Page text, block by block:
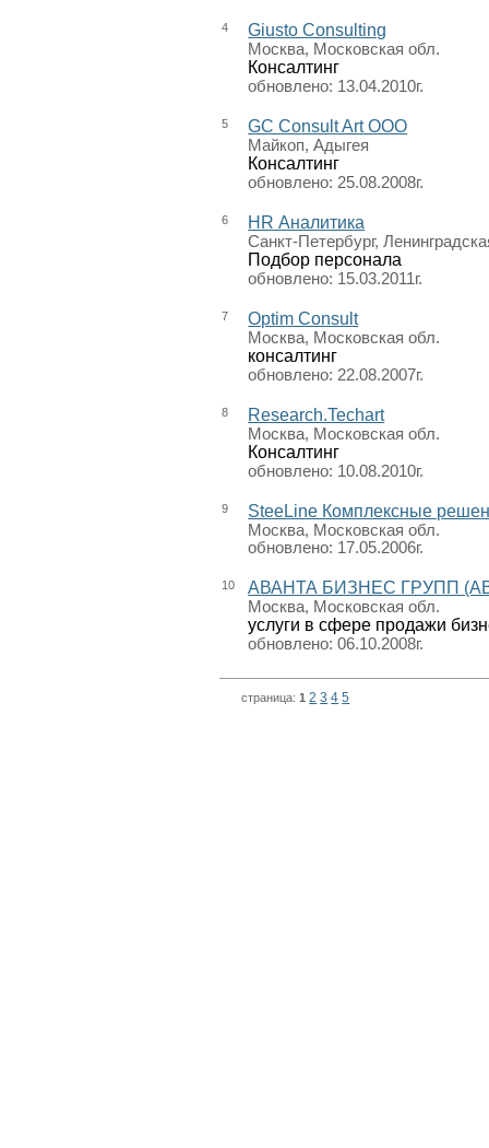
4 Giusto Consulting
Москва, Московская обл.
Консалтинг
обновлено: 13.04.2010г.
5 GС Consult Art ООО
Майкоп, Адыгея
Консалтинг
обновлено: 25.08.2008г.
6 HR Аналитика
Санкт-Петербург,
Подбор персонала
обновлено: 15.03.2011г.
7 Optim Consult
Москва, Московская обл.
консалтинг
обновлено: 22.08.2007г.
8 Research.Techart
Москва, Московская обл.
Консалтинг
обновлено: 10.08.2010г.
9 SteeLine Комплексные
Москва, Московская обл.
обновлено: 17.05.2006г.
10 АВАНТА БИЗНЕС ГРУПП
Москва, Московская обл.
услуги в сфере продажи
обновлено: 06.10.2008г.
страница:1 2 3 4 5